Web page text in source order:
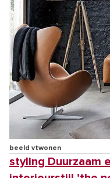
beeld vtwonen
styling Duurzaam